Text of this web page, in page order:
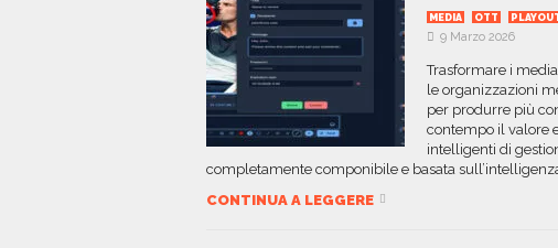
MEDIA OTT
9 Marzo 2026
Trasformare i
le organizzazioni
per produrre più
contempo il valore
intelligenti di
completamente componibile e basata
CONTINUA A LEGGERE